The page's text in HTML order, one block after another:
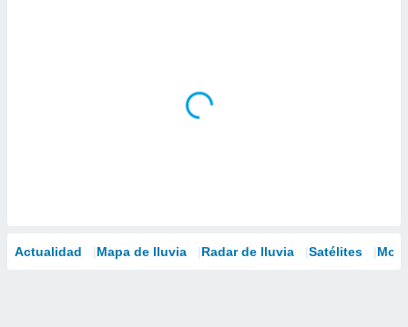
Actualidad Mapa de lluvia Radar de lluvia Satélites